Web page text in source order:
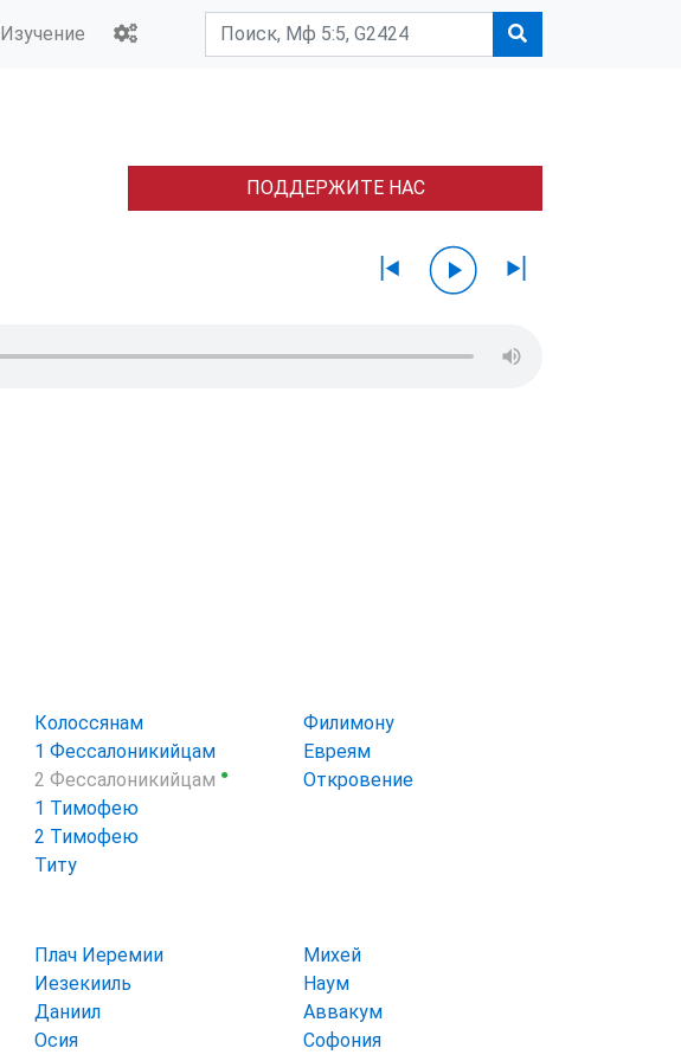
Изучение
ПОДДЕРЖИТЕ НАС
Колоссянам
1 Фессалоникийцам
2 Фессалоникийцам ●
1 Тимофею
2 Тимофею
Титу
Филимону
Евреям
Откровение
Плач Иеремии
Иезекииль
Даниил
Осия
Михей
Наум
Аввакум
Софония